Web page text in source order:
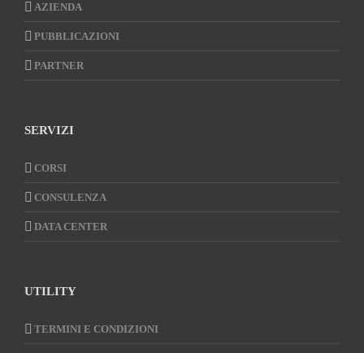
AZIENDA
PUBBLICAZIONI
PARTNER
SERVIZI
CORSI
CONSULENZA
DATA CENTER
UTILITY
TERMINI E CONDIZIONI